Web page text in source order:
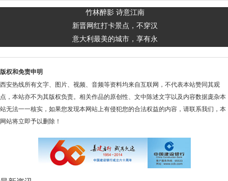
竹林醉影 诗意江南
新晋网红打卡景点，不穿汉
意大利最美的城市，享有永
版权和免责申明
西安热线所有文字、图片、视频、音频等资料均来自互联网，不代表本站赞同其观
点，本站亦不为其版权负责。相关作品的原创性、文中陈述文字以及内容数据庞杂本
站无法一一核实，如果您发现本网站上有侵犯您的合法权益的内容，请联系我们，本
网站将立即予以删除！